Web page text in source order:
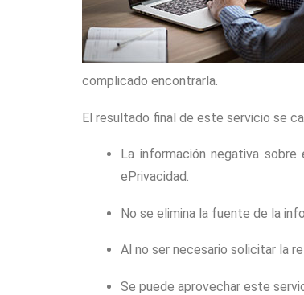
complicado encontrarla.
El resultado final de este servicio se
La información negativa
ePrivacidad.
No se elimina la fuente de la
Al no ser necesario solicitar la
Se puede aprovechar este